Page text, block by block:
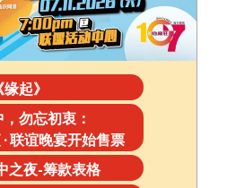
缘起》
勿忘初衷：
联谊晚宴开始售票
之夜-筹款表格